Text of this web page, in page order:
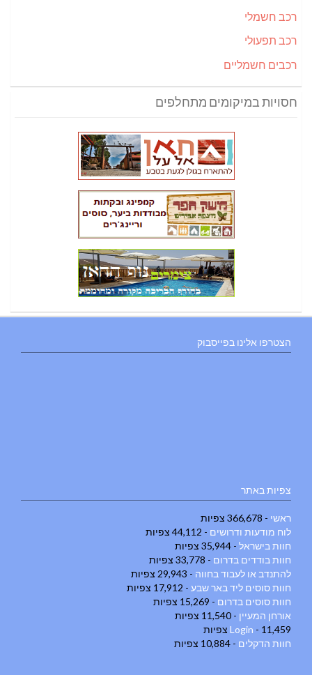
רכב חשמלי
רכב תפעולי
רכבים חשמליים
חסויות במיקומים מתחלפים
הצטרפו אלינו בפייסבוק
צפיות באתר
ראשי - 366,678 צפיות
לוח מודעות ודרושים - 44,112 צפיות
חוות בישראל - 35,944 צפיות
חוות בודדים בדרום - 33,778 צפיות
להתנדב או לעבוד בחווה - 29,943 צפיות
חוות סוסים ליד באר שבע - 17,912 צפיות
חוות סוסים בדרום - 15,269 צפיות
אורחן המעיין - 11,540 צפיות
Login - 11,459 צפיות
חוות הדקלים - 10,884 צפיות